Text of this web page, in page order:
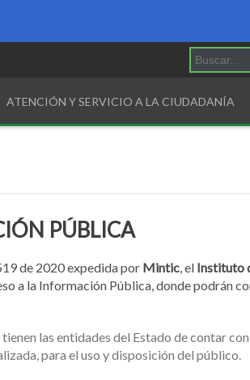
ATENCIÓN Y SERVICIO A LA CIUDADANÍA
PÚBLICA
de 2020 expedida por Mintic, el Instituto
a la Información Pública, donde podrán
las entidades del Estado de contar
para el uso y disposición del público.